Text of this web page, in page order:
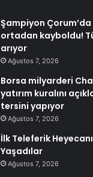
Şampiyon
ortadan kayboldu!
arıyor
Ağustos 7, 2026
Borsa milyarderi
yatırım kuralını
tersini yapıyor
Ağustos 7, 2026
İlk Teleferik
Yaşadılar
Ağustos 7, 2026